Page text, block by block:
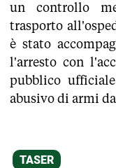
un controllo
trasporto
è stato
l'arresto con
pubblico
abusivo di armi